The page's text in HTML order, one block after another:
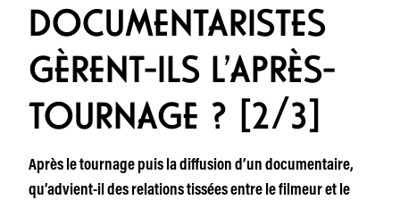
DOCUMENTARISTES
GÈRENT-ILS L’APRÈS-
TOURNAGE ? [2/3]
Après le tournage puis la diffusion d’un documentaire,
qu’advient-il des relations tissées entre le filmeur et le